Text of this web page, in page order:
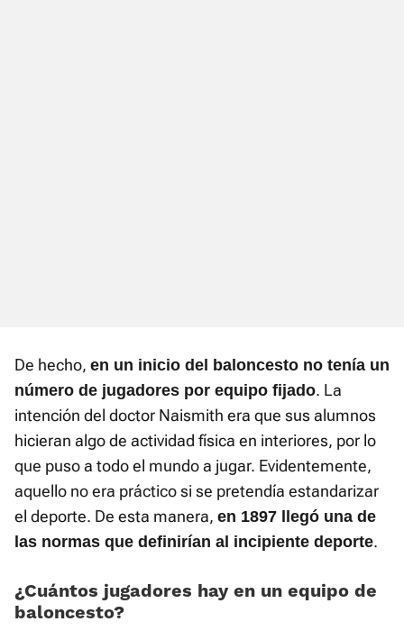
De hecho, en un inicio del baloncesto no tenía un
número de jugadores por equipo fijado. La
intención del doctor Naismith era que sus alumnos
hicieran algo de actividad física en interiores, por lo
que puso a todo el mundo a jugar. Evidentemente,
aquello no era práctico si se pretendía estandarizar
el deporte. De esta manera, en 1897 llegó una de
las normas que definirían al incipiente deporte.
¿Cuántos jugadores hay en un equipo de
baloncesto?